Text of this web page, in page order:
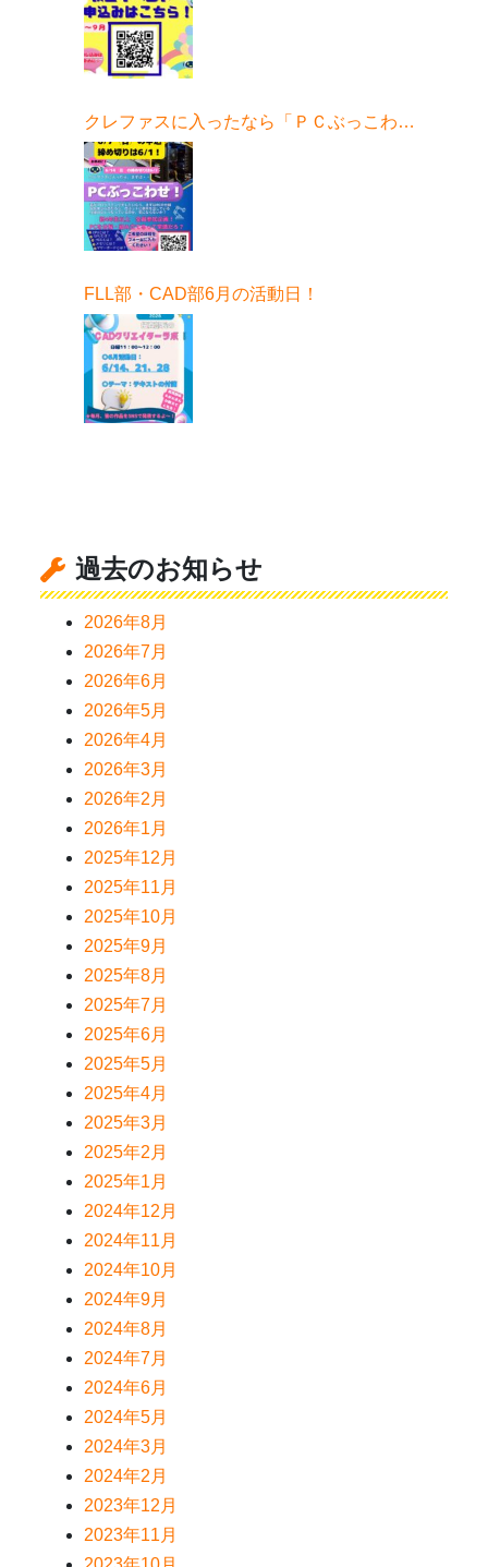
クレファスに入ったなら「ＰＣぶっこわ
せ！」6月開催！
FLL部・CAD部6月の活動日！
過去のお知らせ
2026年8月
2026年7月
2026年6月
2026年5月
2026年4月
2026年3月
2026年2月
2026年1月
2025年12月
2025年11月
2025年10月
2025年9月
2025年8月
2025年7月
2025年6月
2025年5月
2025年4月
2025年3月
2025年2月
2025年1月
2024年12月
2024年11月
2024年10月
2024年9月
2024年8月
2024年7月
2024年6月
2024年5月
2024年3月
2024年2月
2023年12月
2023年11月